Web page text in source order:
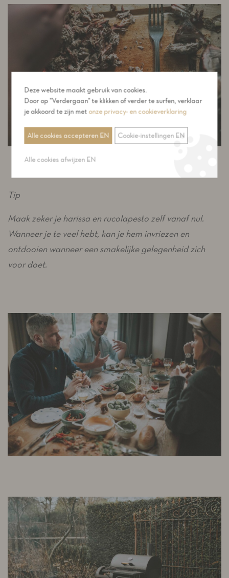
Tip
Maak zeker je harissa en rucolapesto zelf vanaf nul.
Wanneer je te veel hebt, kan je hem invriezen en
ontdooien wanneer een smakelijke gelegenheid zich
voor doet.
Deze website maakt gebruik van cookies.
Door op "Verdergaan" te klikken of verder te surfen, verklaar
je akkoord te zijn met onze privacy- en cookieverklaring
Alle cookies accepteren EN Cookie-instellingen EN
Alle cookies afwijzen EN